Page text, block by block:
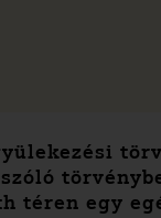
téren egy